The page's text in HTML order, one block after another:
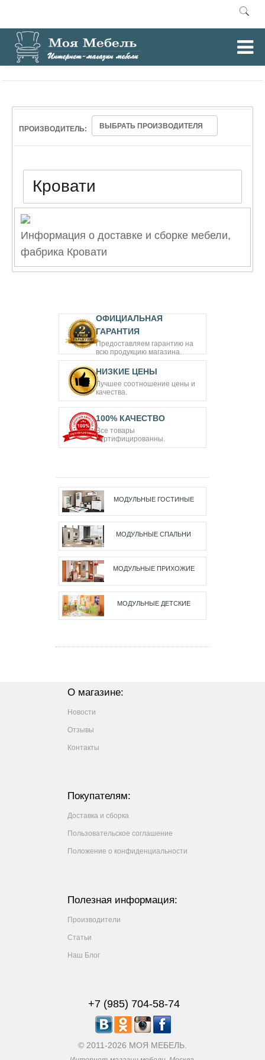
Главная / Кровати
ПРОИЗВОДИТЕЛЬ: ВЫБРАТЬ ПРОИЗВОДИТЕЛЯ
Кровати
Информация о доставке и сборке мебели,
фабрика Кровати
ОФИЦИАЛЬНАЯ
ГАРАНТИЯ
Предоставляем гарантию на
всю продукцию магазина.
НИЗКИЕ ЦЕНЫ
Лучшее соотношение цены и
качества.
100% КАЧЕСТВО
Все товары
сертифицированны.
МОДУЛЬНЫЕ ГОСТИНЫЕ
МОДУЛЬНЫЕ СПАЛЬНИ
МОДУЛЬНЫЕ ПРИХОЖИЕ
МОДУЛЬНЫЕ ДЕТСКИЕ
О магазине:
Новости
Отзывы
Контакты
Покупателям:
Доставка и сборка
Пользовательское соглашение
Положение о конфиденциальности
Полезная информация:
Производители
Статьи
Наш Блог
+7 (985) 704-58-74
© 2011-2026 МОЯ МЕБЕЛЬ.